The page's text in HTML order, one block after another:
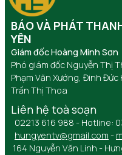
BÁO VÀ PHÁT
YÊN
Giám đốc Hoàng Minh Sơn
Phó giám đốc Nguyễn Thị
Phạm Văn Xướng, Đinh Đức
Trần Thị Thoa
Liên hệ toà soạn
02213 616 988 - Hotline:
hungyentv@gmail.com -
164 Nguyễn Văn Linh -